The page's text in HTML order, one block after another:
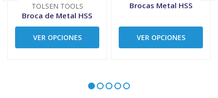
TOLSEN TOOLS
Broca de Metal HSS
VER OPCIONES
Brocas Metal HSS
VER OPCIONES